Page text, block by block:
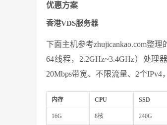
优惠方案
香港VDS服务器
下面主机参考zhujicankao.com整
64线程，2.2GHz~3.4GHz）处
20Mbps带宽、不限流量、2个IPv4
内存 CPU SSD
16G 8核 240G